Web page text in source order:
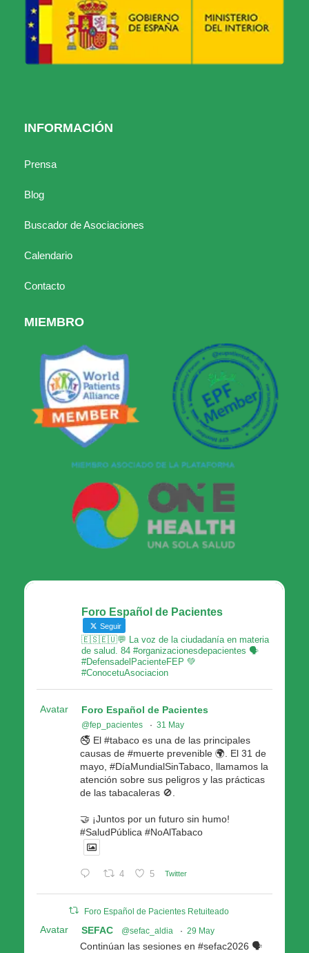
INFORMACIÓN
Prensa
Blog
Buscador de Asociaciones
Calendario
Contacto
MIEMBRO
Foro Español de Pacientes
Seguir
🇪🇸🇪🇺💬 La voz de la ciudadanía en materia
de salud. 84 #organizacionesdepacientes 🗣
#DefensadelPacienteFEP 💚
#ConocetuAsociacion
Avatar Foro Español de Pacientes
@fep_pacientes · 31 May
🚭 El #tabaco es una de las principales
causas de #muerte prevenible 🌍. El 31 de
mayo, #DíaMundialSinTabaco, llamamos la
atención sobre sus peligros y las prácticas
de las tabacaleras 🚫.
🤝 ¡Juntos por un futuro sin humo!
#SaludPública #NoAlTabaco
4 5 Twitter
Foro Español de Pacientes Retuiteado
Avatar SEFAC @sefac_aldia · 29 May
Continúan las sesiones en #sefac2026 🗣️